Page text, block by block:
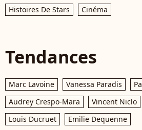
Histoires De Stars
Cinéma
Tendances
Marc Lavoine Vanessa Paradis
Audrey Crespo-Mara
Vincent Niclo
Louis Ducruet
Emilie Dequenne